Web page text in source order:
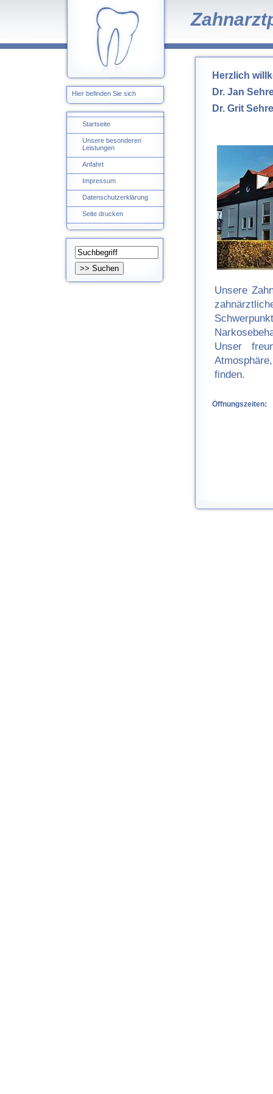
Hier befinden Sie sich
Startseite
Unsere besonderen
Leistungen
Anfahrt
Impressum
Datenschutzerklärung
Seite drucken
Herzlich
Dr. Jan
Dr. Grit
Unsere
Unser
finden.
Öffnungszeiten: